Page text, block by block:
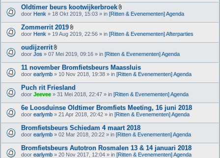
j
a
g
(
Oldtimer beurs kootwijkerbroek
B
j
a
g
(
)
door Henk » 18 Okt 2019, 15:03 » in [Ritten & Evenementen] Agenda
Zommerrit 2019
B
j
a
g
e
(
)
door Henk » 19 Aug 2019, 22:56 » in [Ritten & Evenementen] Afterparties
oudijzerrit
B
j
l
a
g
e
(
)
door Jos » 07 Mei 2019, 09:16 » in [Ritten & Evenementen] Agenda
11 november Bromfietsbeurs Maassluis
door earlymb» 10 Nov 2018, 19:38 » in [Ritten & Evenementen] Agenda
Puch rit Friesland
door Jeevee » 31 Mei 2018, 22:47 » in [Ritten & Evenementen] Agenda
6e Loosduinse Oldtimer Bromfiets Meeting, 16 juni 2018
door earlymb» 21 Apr 2018, 20:42 » in [Ritten & Evenementen] Agenda
Bromfietsbeurs Schiedam 4 maart 2018
door earlymb » 02 Mar 2018, 20:22 » in [Ritten & Evenementen] Agenda
Bromfietsbeurs Autotron Rosmalen 13 & 14 januari 2018
door earlymb» 20 Nov 2017, 12:04 » in [Ritten & Evenementen] Agenda